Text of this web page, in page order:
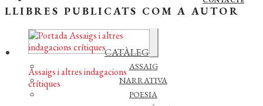
CATÀLEG el
menú
secundari
ASSAIG
NARRATIVA
POESIA
LLIBRES PUBLICATS COM A AUTOR
Assaigs i altres indagacions
crítiques